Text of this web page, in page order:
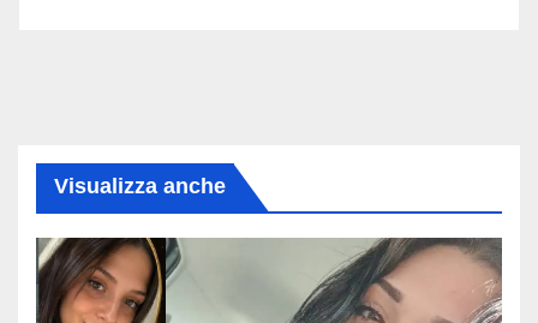
Visualizza anche